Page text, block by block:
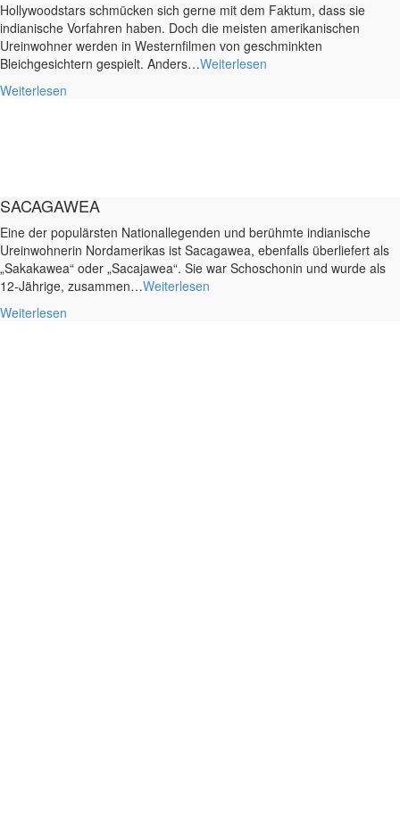
Hollywoodstars schmücken sich gerne mit dem Faktum, dass sie
indianische Vorfahren haben. Doch die meisten amerikanischen
Ureinwohner werden in Westernfilmen von geschminkten
Bleichgesichtern gespielt. Anders…Weiterlesen
Weiterlesen
SACAGAWEA
Eine der populärsten Nationallegenden und berühmte indianische
Ureinwohnerin Nordamerikas ist Sacagawea, ebenfalls überliefert als
„Sakakawea“ oder „Sacajawea“. Sie war Schoschonin und wurde als
12-Jährige, zusammen…Weiterlesen
Weiterlesen